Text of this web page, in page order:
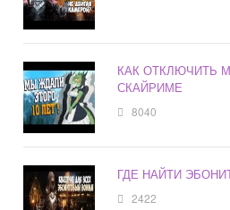
КАК ОТКЛЮЧИТЬ
СКАЙРИМЕ
8040
ГДЕ НАЙТИ
2422